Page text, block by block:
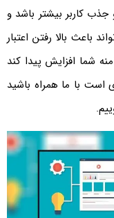
کاربر بیشتر باشد و
باعث بالا رفتن اعتبار
شما افزایش پیدا کند
با ما همراه باشید